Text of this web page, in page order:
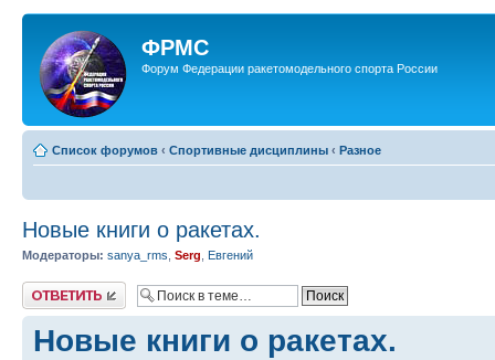
ФРМС
Форум Федерации ракетомодельного спорта России
Список форумов ‹ Спортивные дисциплины ‹ Разное
Новые книги о ракетах.
Модераторы: sanya_rms Serg Евгений
Ответить
Новые книги о ракетах.